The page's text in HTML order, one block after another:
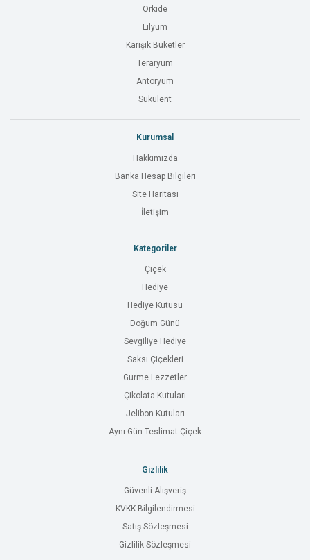
Orkide
Lilyum
Karışık Buketler
Teraryum
Antoryum
Sukulent
Kurumsal
Hakkımızda
Banka Hesap Bilgileri
Site Haritası
İletişim
Kategoriler
Çiçek
Hediye
Hediye Kutusu
Doğum Günü
Sevgiliye Hediye
Saksı Çiçekleri
Gurme Lezzetler
Çikolata Kutuları
Jelibon Kutuları
Aynı Gün Teslimat Çiçek
Gizlilik
Güvenli Alışveriş
KVKK Bilgilendirmesi
Satış Sözleşmesi
Gizlilik Sözleşmesi